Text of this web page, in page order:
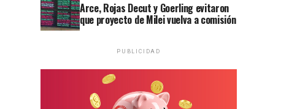
Arce, Rojas Decut y Goerling evitaron
que proyecto de Milei vuelva a comisión
PUBLICIDAD